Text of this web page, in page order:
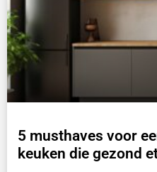
5 musthaves voor
keuken die gezond